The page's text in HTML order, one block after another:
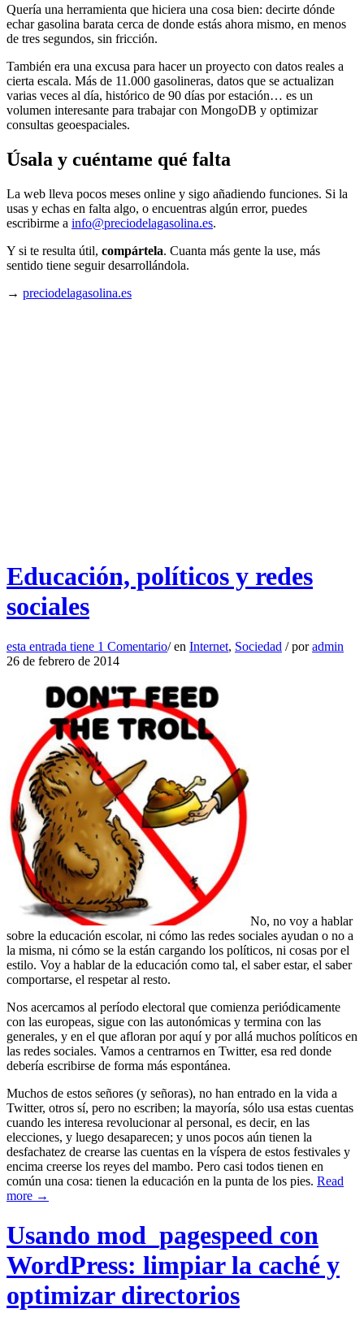
Quería una herramienta que hiciera una cosa bien: decirte dónde
echar gasolina barata cerca de donde estás ahora mismo, en menos
de tres segundos, sin fricción.
También era una excusa para hacer un proyecto con datos reales a
cierta escala. Más de 11.000 gasolineras, datos que se actualizan
varias veces al día, histórico de 90 días por estación… es un
volumen interesante para trabajar con MongoDB y optimizar
consultas geoespaciales.
Úsala y cuéntame qué falta
La web lleva pocos meses online y sigo añadiendo funciones. Si la
usas y echas en falta algo, o encuentras algún error, puedes
escribirme a info@preciodelagasolina.es.
Y si te resulta útil, compártela. Cuanta más gente la use, más
sentido tiene seguir desarrollándola.
→ preciodelagasolina.es
Educación, políticos y redes
sociales
esta entrada tiene 1 Comentario/ en Internet, Sociedad / poradmin
26 de febrero de 2014
No, no voy a hablar
sobre la educación escolar, ni cómo las redes sociales ayudan o no a
la misma, ni cómo se la están cargando los políticos, ni cosas por el
estilo. Voy a hablar de la educación como tal, el saber estar, el saber
comportarse, el respetar al resto.
Nos acercamos al período electoral que comienza periódicamente
con las europeas, sigue con las autonómicas y termina con las
generales, y en el que afloran por aquí y por allá muchos políticos en
las redes sociales. Vamos a centrarnos en Twitter, esa red donde
debería escribirse de forma más espontánea.
Muchos de estos señores (y señoras), no han entrado en la vida a
Twitter, otros sí, pero no escriben; la mayoría, sólo usa estas cuentas
cuando les interesa revolucionar al personal, es decir, en las
elecciones, y luego desaparecen; y unos pocos aún tienen la
desfachatez de crearse las cuentas en la víspera de estos festivales y
encima creerse los reyes del mambo. Pero casi todos tienen en
común una cosa: tienen la educación en la punta de los pies. Read
more →
Usando mod_pagespeed con
WordPress: limpiar la caché y
optimizar directorios